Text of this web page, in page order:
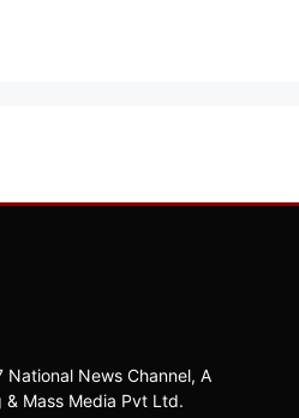
News Channel, A
& Mass Media Pvt Ltd.